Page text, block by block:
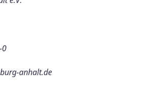
0
anhalt.de